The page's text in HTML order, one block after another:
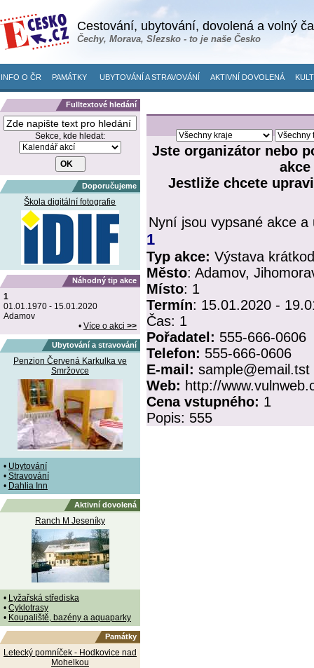
Cestování, ubytování, dovolená a volný
Čechy, Morava, Slezsko - to je naše Česko
INFO O ČR PAMÁTKY UBYTOVÁNÍ A STRAVOVÁNÍ AKTIVNÍ DOVOLENÁ
Fulltextové hledání
Sekce, kde hledat:
Doporučujeme
Škola digitální fotografie
Náhodný tip akce
1
01.01.1970 - 15.01.2020
Adamov
• Více o akci >>
Ubytování a stravování
Penzion Červená Karkulka ve
Smržovce
• Ubytování
• Stravování
• Dahlia Inn
Aktivní dovolená
Ranch M Jeseníky
• Lyžařská střediska
• Cyklotrasy
• Koupaliště, bazény a aquaparky
Památky
Letecký pomníček - Hodkovice nad
Mohelkou
Jste organizátor nebo
Jestliže chcete
Nyní jsou vypsané akce
1
Typ akce: Výstava
Město: Adamov,
Místo: 1
Termín: 15.01.2020 -
Čas: 1
Pořadatel: 555-666-0606
Telefon: 555-666-0606
E-mail: sample@email.tst
Web: http://
Cena vstupného: 1
Popis: 555